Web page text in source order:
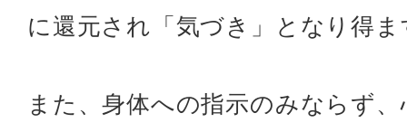
に還元され「気づき」となり得ま
また、身体への指示のみならず